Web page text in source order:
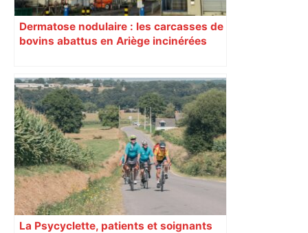
Dermatose nodulaire : les carcasses de
bovins abattus en Ariège incinérées
La Psycyclette, patients et soignants